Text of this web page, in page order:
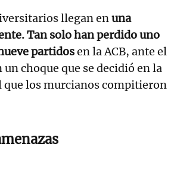
llegan enuna
Tan solo han perdido uno
partidosen la ACB, ante el
choque que se decidió en la
que los murcianos compitieron